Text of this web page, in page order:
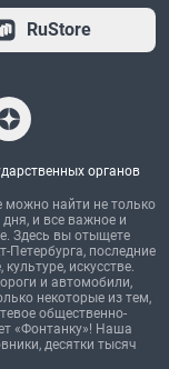
RuStore
органов
можно найти не только
и все важное и
Здесь вы отыщете
Петербурга, последние
искусстве.
и автомобили,
некоторые из тем,
общественно-
«Фонтанку»! Наша
десятки тысяч